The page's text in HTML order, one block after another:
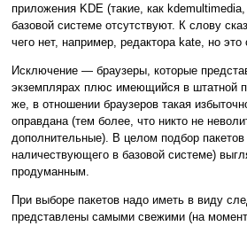
приложения KDE (такие, как
базовой системе отсутствуют. К слову
чего нет, например, редактора kate, но это
Исключение — браузеры, которые
экземплярах плюс имеющийся в штатной
же, в отношении браузеров такая
оправдана (тем более, что никто не
дополнительные). В целом подбор пакетов
наличествующего в базовой системе)
продуманным.
При выборе пакетов надо иметь в виду
представлены самыми свежими (на момент